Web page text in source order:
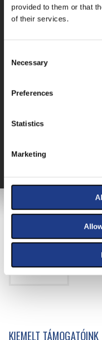
provided to them or that
of their services.
Necessary
Preferences
Statistics
Marketing
FŐTÁMOGATÓNK
KIEMELT TÁMOGATÓINK